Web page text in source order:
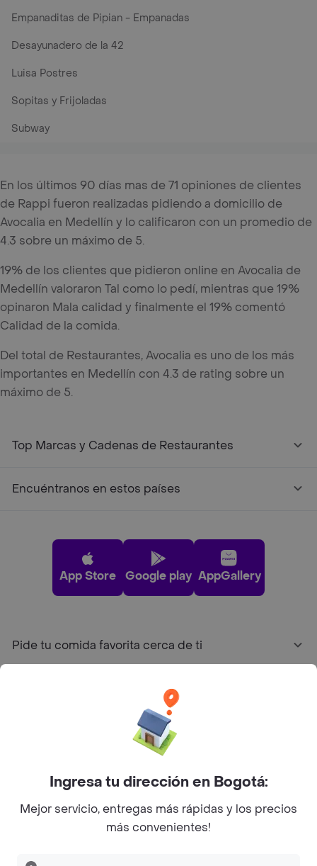
Empanaditas de Pipian - Empanadas
Desayunadero de la 42
Luisa Postres
Sopitas y Frijoladas
Subway
En los últimos 90 días mas de 71 opiniones de clientes
de Rappi fueron realizadas pidiendo a domicilio de
Avocalia en Medellín y lo calificaron con un promedio de
4.3 sobre un máximo de 5.
19% de los clientes que pidieron online en Avocalia de
Medellín valoraron Tal como lo pedí, mientras que 19%
opinaron Mala calidad y finalmente el 19% comentó
Calidad de la comida.
Del total de Restaurantes, Avocalia es uno de los más
importantes en Medellín con 4.3 de rating sobre un
máximo de 5.
Top Marcas y Cadenas de Restaurantes
Encuéntranos en estos países
App Store Google play AppGallery
Pide tu comida favorita cerca de ti
Sobre Rappi
Facebook
TwitterInstagram
Ingresa tu dirección en Bogotá:
Mejor servicio, entregas más rápidas y los precios
más convenientes!